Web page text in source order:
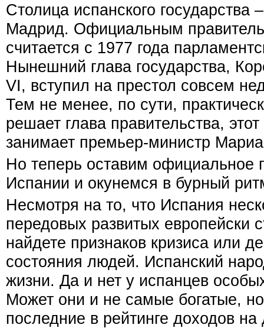
Столица испанского государства
Мадрид. Официальным
считается с 1977 года
Нынешний глава государства,
VI, вступил на престол совсем
Тем не менее, по сути,
решает глава правительства,
занимает премьер-министр
Но теперь оставим официальное
Испании и окунемся в бурный
Несмотря на то, что Испания
передовых развитых европейски
найдете признаков кризиса или
состояния людей. Испанский
жизни. Да и нет у испанцев
Может они и не самые богатые,
последние в рейтинге доходов